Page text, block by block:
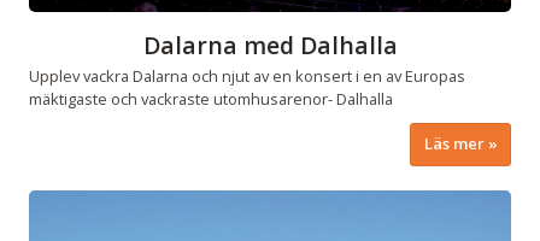
Dalarna med Dalhalla
Upplev vackra Dalarna och njut av en konsert i en av Europas
mäktigaste och vackraste utomhusarenor- Dalhalla
Läs mer